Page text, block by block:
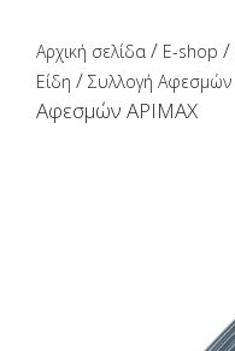
Αρχική σελίδα / E-shop /
Είδη / Συλλογή Αφεσμών
Αφεσμών APIMAX